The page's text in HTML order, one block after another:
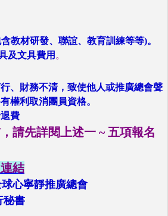
教材研發、聯誼、教育訓練等等)。
及文具費用 。
、財務不清，致使他人或推廣總會聲
權利取消團員資格。
費
請先詳閱上述一 ~ 五項報名
結
心寧靜推廣總會
秘書